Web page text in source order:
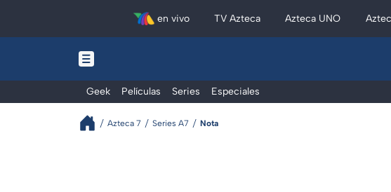
en vivo TV Azteca Azteca UNO
Geek Películas Series Especiales
Azteca 7 Series A7 Nota